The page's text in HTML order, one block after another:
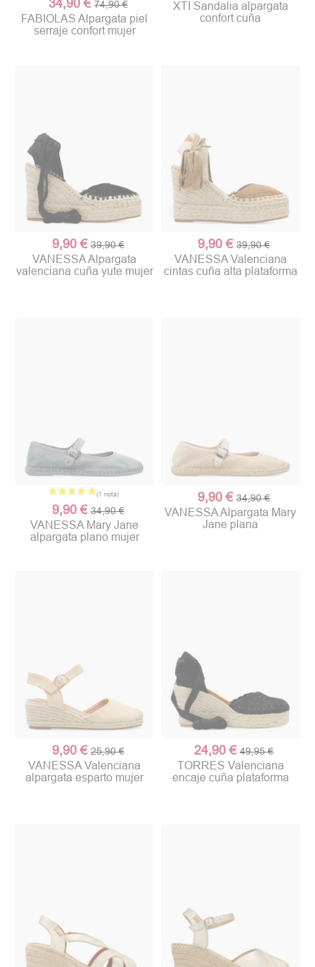
34,90 € 74,90 €
FABIOLAS Alpargata piel
serraje confort mujer
XTI Sandalia alpargata
confort cuña
9,90 € 39,90 €
VANESSA Alpargata
valenciana cuña yute mujer
9,90 € 39,90 €
VANESSA Valenciana
cintas cuña alta plataforma
9,90 € 34,90 €
VANESSA Mary Jane
alpargata plano mujer
9,90 € 34,90 €
VANESSA Alpargata Mary
Jane plana
9,90 € 25,90 €
VANESSA Valenciana
alpargata esparto mujer
24,90 € 49,95 €
TORRES Valenciana
encaje cuña plataforma